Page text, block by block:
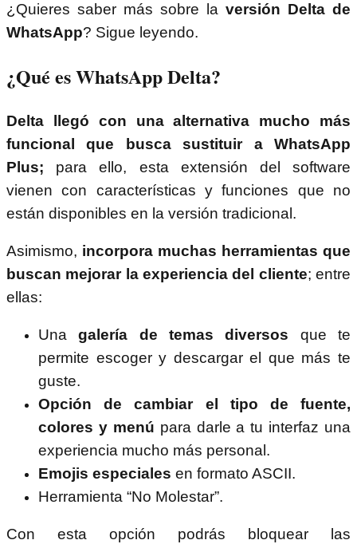
¿Quieres saber más sobre la versión Delta de
WhatsApp? Sigue leyendo.
¿Qué es WhatsApp Delta?
Delta llegó con una alternativa mucho más
funcional que busca sustituir a WhatsApp
Plus; para ello, esta extensión del software
vienen con características y funciones que no
están disponibles en la versión tradicional.
Asimismo, incorpora muchas herramientas que
buscan mejorar la experiencia del cliente; entre
ellas:
Unagalería de temas diversos que te
permite escoger y descargar el que más te
guste.
Opción de cambiar el tipo de fuente,
colores y menú para darle a tu interfaz una
experiencia mucho más personal.
Emojis especiales en formato ASCII.
Herramienta “No Molestar”.
Con esta opción podrás bloquear las